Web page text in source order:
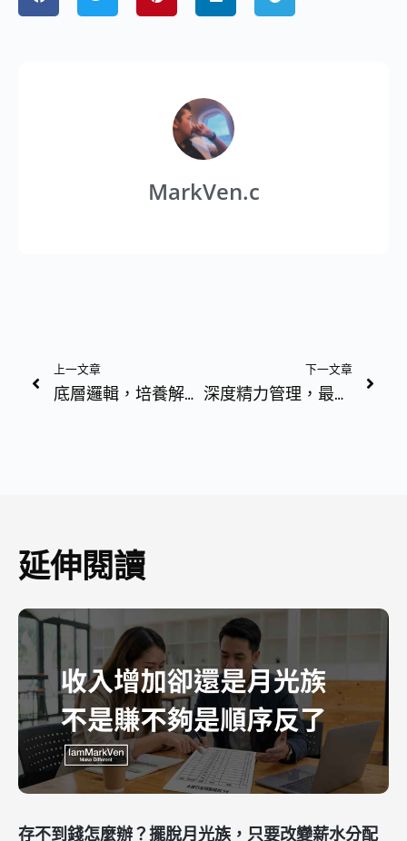
MarkVen.c
上一文章
底層邏輯，培養解決問題的眼光，提升職場競爭力｜ IMV品書俱樂部
下一文章
深度精力管理，最強專注力集中法，成為會工作又會玩的精英｜ IMV品書俱樂部
延伸閱讀
存不到錢怎麼辦？擺脫月光族，只要改變薪水分配